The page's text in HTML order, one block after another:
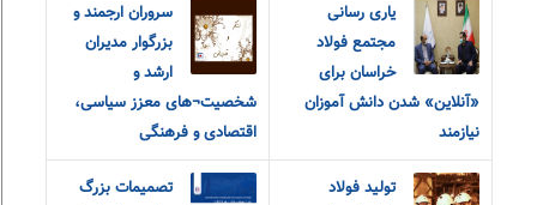
یاری رسانی
مجتمع فولاد
خراسان برای
«آنلاین» شدن دانش آموزان
نیازمند
سروران ارجمند و
بزرگوار مدیران
ارشد و
شخصیت¬های معزز سیاسی،
اقتصادی و فرهنگی
تولید فولاد
تصمیمات بزرگ